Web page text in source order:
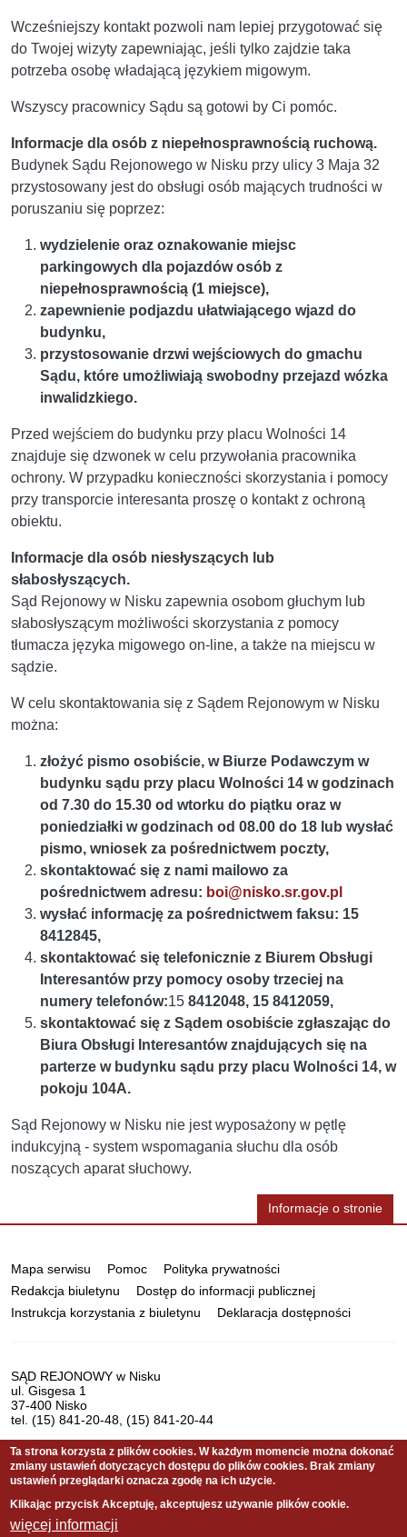
Wcześniejszy kontakt pozwoli nam lepiej przygotować się
do Twojej wizyty zapewniając, jeśli tylko zajdzie taka
potrzeba osobę władającą językiem migowym.
Wszyscy pracownicy Sądu są gotowi by Ci pomóc.
Informacje dla osób z niepełnosprawnością ruchową.
Budynek Sądu Rejonowego w Nisku przy ulicy 3 Maja 32
przystosowany jest do obsługi osób mających trudności w
poruszaniu się poprzez:
wydzielenie oraz oznakowanie miejsc
parkingowych dla pojazdów osób z
niepełnosprawnością (1 miejsce),
zapewnienie podjazdu ułatwiającego wjazd do
budynku,
przystosowanie drzwi wejściowych do gmachu
Sądu, które umożliwiają swobodny przejazd wózka
inwalidzkiego.
Przed wejściem do budynku przy placu Wolności 14
znajduje się dzwonek w celu przywołania pracownika
ochrony. W przypadku konieczności skorzystania i pomocy
przy transporcie interesanta proszę o kontakt z ochroną
obiektu.
Informacje dla osób niesłyszących lub
słabosłyszących.
Sąd Rejonowy w Nisku zapewnia osobom głuchym lub
słabosłyszącym możliwości skorzystania z pomocy
tłumacza języka migowego on-line, a także na miejscu w
sądzie.
W celu skontaktowania się z Sądem Rejonowym w Nisku
można:
złożyć pismo osobiście, w Biurze Podawczym w
budynku sądu przy placu Wolności 14 w godzinach
od 7.30 do 15.30 od wtorku do piątku oraz w
poniedziałki w godzinach od 08.00 do 18 lub wysłać
pismo, wniosek za pośrednictwem poczty,
skontaktować się z nami mailowo za
pośrednictwem adresu: boi@nisko.sr.gov.pl
wysłać informację za pośrednictwem faksu: 15
8412845,
skontaktować się telefonicznie z Biurem Obsługi
Interesantów przy pomocy osoby trzeciej na
numery telefonów:15 8412048, 15 8412059,
skontaktować się z Sądem osobiście zgłaszając do
Biura Obsługi Interesantów znajdujących się na
parterze w budynku sądu przy placu Wolności 14, w
pokoju 104A.
Sąd Rejonowy w Nisku nie jest wyposażony w pętlę
indukcyjną - system wspomagania słuchu dla osób
noszących aparat słuchowy.
Informacje o stronie
Mapa serwisu Pomoc
Polityka prywatności
Redakcja biuletynu
Dostęp do informacji publicznej
Instrukcja korzystania z biuletynu
Deklaracja dostępności
Dane
teleadresowe
SĄD REJONOWY w Nisku
ul. Gisgesa 1
37-400 Nisko
tel. (15) 841-20-48, (15) 841-20-44
Serwis pełni funkcję strony Biuletynu Informacji Publicznej
Sądu Rejonowego w Nisku
Ta strona korzysta z plików cookies. W każdym momencie można dokonać
zmiany ustawień dotyczących dostępu do plików cookies. Brak zmiany
ustawień przeglądarki oznacza zgodę na ich użycie.
Klikając przycisk Akceptuję, akceptujesz używanie plików cookie.
więcej informacji